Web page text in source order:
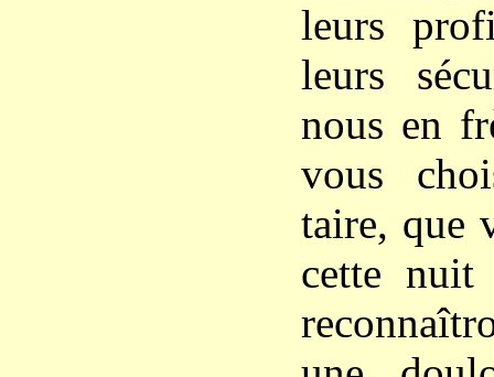
leurs
leurs
nous en
vous
taire, que
cette nuit